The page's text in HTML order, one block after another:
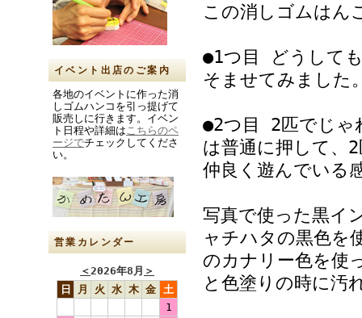
イベント出店のご案内
各地のイベントに作った消
しゴムハンコを引っ提げて
販売しに行きます。イベン
ト日程や詳細はこちらのペ
ージでチェックしてくださ
い。
営業カレンダー
＜2026年8月 ＞
日
月 火 水 木 金 土
1
この消しゴムはん
●1つ目 どうして
そませてみました
●2つ目 2匹でじゃ
は普通に押して、
仲良く遊んでいる
写真で使った黒イ
ャチハタの黒色
のカナリー色を使
と色塗りの時に汚